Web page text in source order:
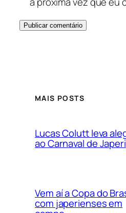
MAIS POSTS
Lucas Colutt leva
ao Carnaval de Japeri
Vem aí a Copa do
com japerienses em